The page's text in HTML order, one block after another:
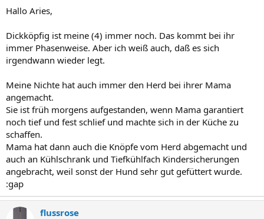
Hallo Aries,
Dickköpfig ist meine (4) immer noch. Das kommt bei ihr
immer Phasenweise. Aber ich weiß auch, daß es sich
irgendwann wieder legt.
Meine Nichte hat auch immer den Herd bei ihrer Mama
angemacht.
Sie ist früh morgens aufgestanden, wenn Mama garantiert
noch tief und fest schlief und machte sich in der Küche zu
schaffen.
Mama hat dann auch die Knöpfe vom Herd abgemacht und
auch an Kühlschrank und Tiefkühlfach Kindersicherungen
angebracht, weil sonst der Hund sehr gut gefüttert wurde.
:gap
flussrose